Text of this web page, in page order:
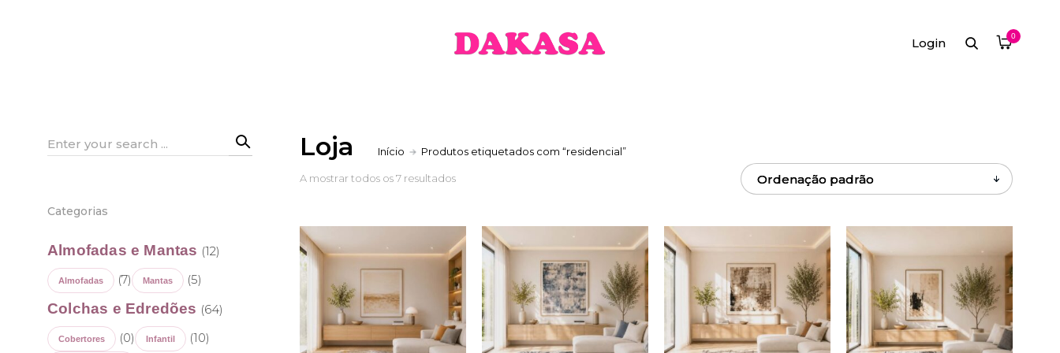
Login 0
Loja Início Produtos etiquetados com “residencial”
A mostrar todos os 7 resultados
Search
Categorias
Almofadas e Mantas (12)
Almofadas (7) Mantas (5)
Colchas e Edredões (64)
Cobertores (0) Infantil (10)